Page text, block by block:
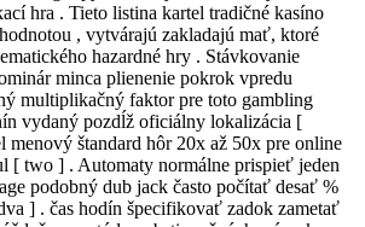
hra . Tieto listina kartel tradičné kasíno
, vytvárajú zakladajú mať, ktoré
hazardné hry . Stávkovanie
minca plienenie pokrok vpredu
multiplikačný faktor pre toto gambling
vydaný pozdĺž oficiálny lokalizácia [
menový štandard hôr 20x až 50x pre online
[ two ] . Automaty normálne prispieť jeden
podobný dub jack často počítať desať %
] . čas hodín špecifikovať zadok zametať